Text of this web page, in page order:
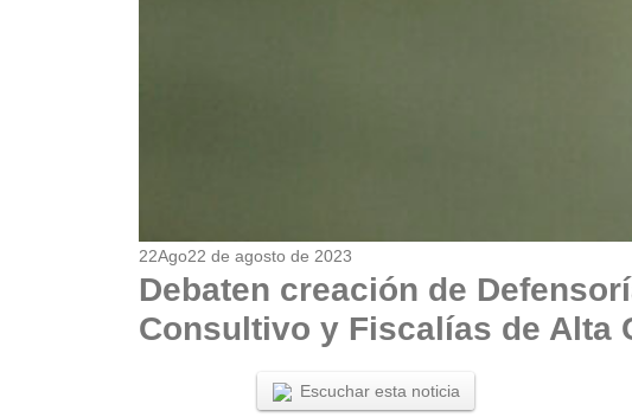
22Ago22 de agosto de 2023
Debaten creación de
Consultivo y Fiscalías de Alta
Escuchar esta noticia